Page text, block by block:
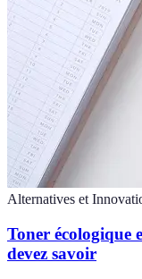
Alternatives et
Toner écologique
devez savoir